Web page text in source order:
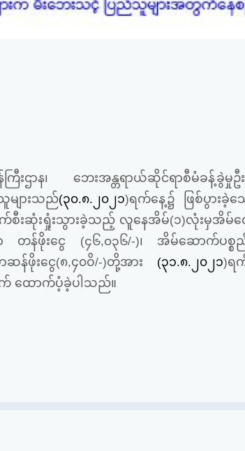
ကြီးဌာန၊ ဘေးအန္တရာယ်ဆိုင်ရာစီမံခန့်ခွဲမှုဦ
များသည်(၃၀.၈.၂၀၂၁)ရက်နေ့၌ ဖြစ်ပွားခဲ့
ပျက်စီးဆုံးရှုံးသွားခဲ့သည့် လူနေအိမ်(၁)လုံးမှအိမ်
န်ဖိုးငွေ (၄၆,၀၃၆/-)၊ အိမ်ဆောက်ပစ္စည်
ဆန်ဖိုးငွေ(၈,၄၀ဝိ/-)တို့အား (၃၁.၈.၂၀၂၁)ရ
က် ထောက်ပံ့ခဲ့ပါသည်။